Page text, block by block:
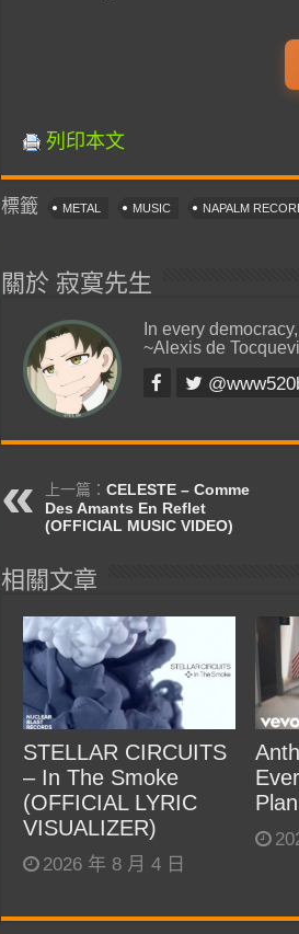
列印本文
標籤 METAL MUSIC NAPALM
關於 寂寞先生
In every
~Alexis de
上一篇： CELESTE – Comme
Des Amants En Reflet
(OFFICIAL MUSIC VIDEO)
相關文章
STELLAR CIRCUITS
– In The Smoke
(OFFICIAL LYRIC
VISUALIZER)
2026 年 8 月 4 日
Plan